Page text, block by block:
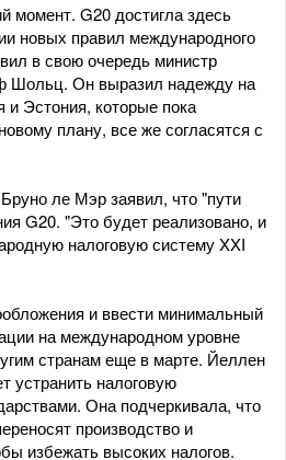
момент. G20 достигла здесь
новых правил международного
в свою очередь министр
Шольц. Он выразил надежду на
и Эстония, которые пока
плану, все же согласятся с
ле Мэр заявил, что "пути
G20. "Это будет реализовано, и
налоговую систему XXI
и ввести минимальный
на международном уровне
странам еще в марте. Йеллен
устранить налоговую
Она подчеркивала, что
производство и
избежать высоких налогов.